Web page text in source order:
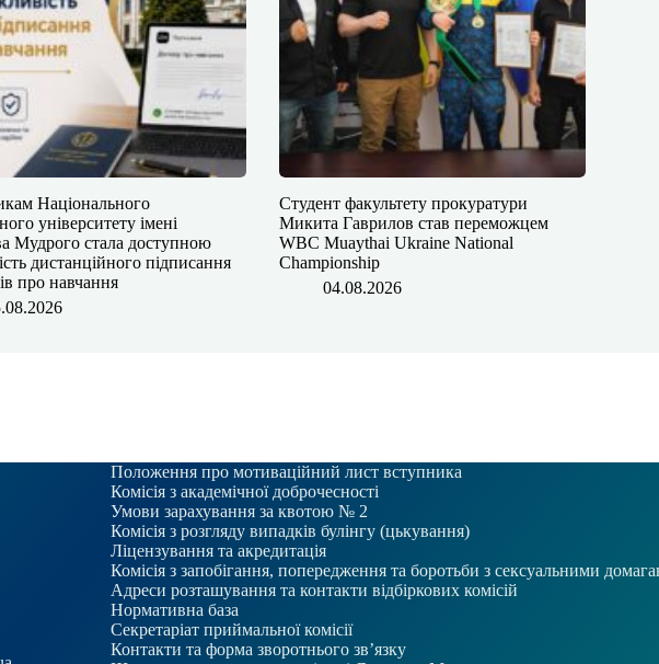
Національного
університету імені
Мудрого⁠ стала доступною
дистанційного підписання
про навчання
Студент факультету прокуратури
Микита Гаврилов став переможцем
WBC Muaythai Ukraine National
Championship
04.08.2026
Положення про мотиваційний лист вступника
Комісія з академічної доброчесності
Умови зарахування за квотою № 2
Комісія з розгляду випадків булінгу (цькування)
Ліцензування та акредитація
Комісія з запобігання, попередження та боротьби з сексуальними
Адреси розташування та контакти відбіркових комісій
Нормативна база
Секретаріат приймальної комісії
Контакти та форма зворотнього зв’язку